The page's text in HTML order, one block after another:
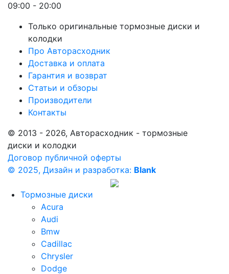
09:00 - 20:00
Только оригинальные тормозные диски и
колодки
Про Авторасходник
Доставка и оплата
Гарантия и возврат
Статьи и обзоры
Производители
Контакты
© 2013 - 2026, Авторасходник - тормозные
диски и колодки
Договор публичной оферты
© 2025, Дизайн и разработка: Blank
Тормозные диски
Acura
Audi
Bmw
Cadillac
Chrysler
Dodge